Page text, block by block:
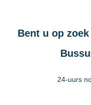
Bent u op
24-uurs